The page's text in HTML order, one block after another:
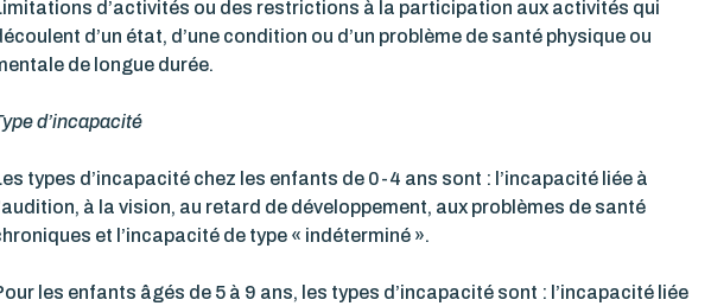
d’activités ou des restrictions à la participation aux activités qui
d’un état, d’une condition ou d’un problème de santé physique ou
de longue durée.
d’incapacité
types d’incapacité chez les enfants de 0-4 ans sont : l’incapacité liée à
à la vision, au retard de développement, aux problèmes de santé
et l’incapacité de type « indéterminé ».
les enfants âgés de 5 à 9 ans, les types d’incapacité sont : l’incapacité liée